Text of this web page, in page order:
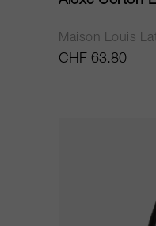
Maison Louis
CHF 63.80